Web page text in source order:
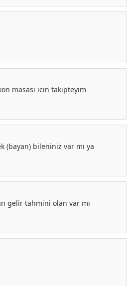
masasi icin takipteyim
(bayan) bileniniz var mı ya
gelir tahmini olan var mı